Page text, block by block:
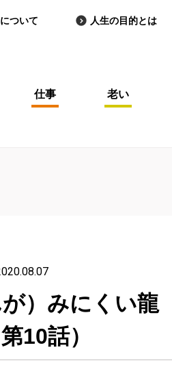
ついて 人生の目的とは
仕事 老い
が）みにくい
10話）